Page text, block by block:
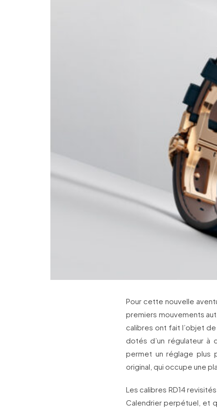
Pour cette nouvelle
premiers mouvements
calibres ont fait l’objet
dotés d’un régulateur
permet un réglage plus
original, qui occupe une
Les calibres RD14
Calendrier perpétuel, et